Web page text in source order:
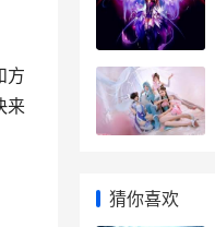
方
来
猜你喜欢